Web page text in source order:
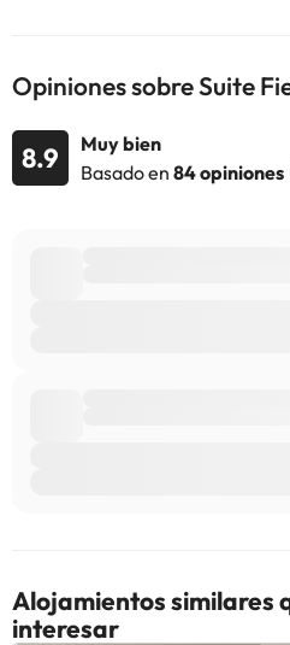
Opiniones sobre Suite
8.9
Muy bien
Basado en 84 opiniones
Alojamientos similares
interesar